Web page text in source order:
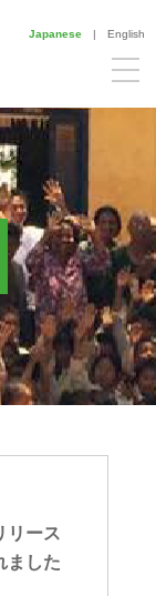
Japanese | English
リース
ました